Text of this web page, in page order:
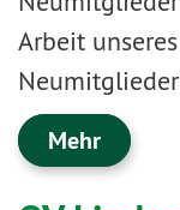
Arbeit
Mehr